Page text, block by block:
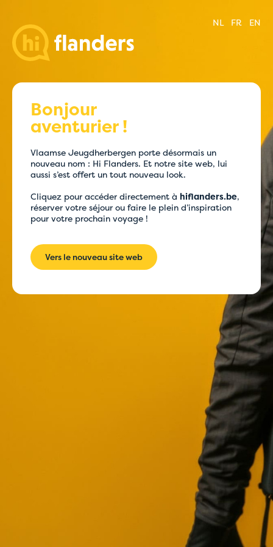
Bonjour
aventurier !
Vlaamse Jeugdherbergen porte désormais un
nouveau nom : Hi Flanders. Et notre site web, lui
aussi s’est offert un tout nouveau look.
Cliquez pour accéder directement à hiflanders.be,
réserver votre séjour ou faire le plein d’inspiration
pour votre prochain voyage !
Vers le nouveau site web
NL FR EN